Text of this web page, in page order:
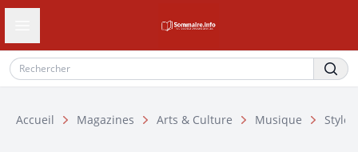
Ouvrir le tiroir de navigation
Accueil Magazines Arts & Culture Musique